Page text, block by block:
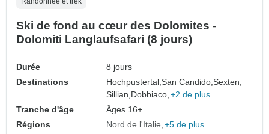
Ski de fond au cœur des Dolomites -
Dolomiti Langlaufsafari (8 jours)
Durée
8 jours
Destinations
Hochpustertal,San Candido,Sexten,
Sillian,Dobbiaco, +2 de plus
Tranche d'âge
Âges 16+
Régions
Nord de l'Italie +5 de plus